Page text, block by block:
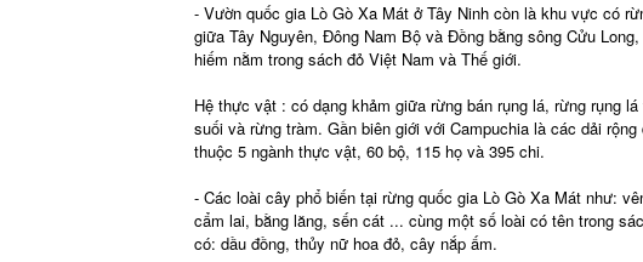
- Vườn quốc gia Lò Gò Xa Mát ở Tây Ninh còn là khu vực có
giữa Tây Nguyên, Đông Nam Bộ và Đồng bằng sông Cửu
hiếm nằm trong sách đỏ Việt Nam và Thế giới.
Hệ thực vật : có dạng khảm giữa rừng bán rụng lá, rừng rụng
suối và rừng tràm. Gần biên giới với Campuchia là các dải
thuộc 5 ngành thực vật, 60 bộ, 115 họ và 395 chi.
- Các loài cây phổ biến tại rừng quốc gia Lò Gò Xa Mát như:
cẩm lai, bằng lăng, sến cát ... cùng một số loài có tên trong
có: dầu đồng, thủy nữ hoa đỏ, cây nắp ấm.